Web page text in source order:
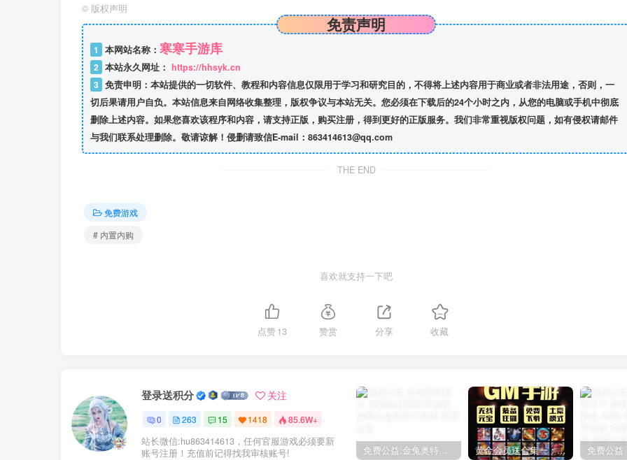
© 版权声明
免责声明
1 本网站名称： 寒寒手游库
2 本站永久网址： https://hhsyk.cn
3 免责申明：本站提供的一切软件、教程和内容信息仅限用于学习和研究目的，不得将上述内容用于商业或者非法用途，否则，一
切后果请用户自负。本站信息来自网络收集整理，版权争议与本站无关。您必须在下载后的24个小时之内，从您的电脑或手机中彻底
删除上述内容。如果您喜欢该程序和内容，请支持正版，购买注册，得到更好的正版服务。我们非常重视版权问题，如有侵权请邮件
与我们联系处理删除。敬请谅解！侵删请致信E-mail：863414613@qq.com
THE END
免费游戏
# 内置内购
喜欢就支持一下吧
点赞13 赞赏 分享 收藏
登录送积分 关注
0 263 15 1418 85.6W+
站长微信:hu863414613，任何官服游戏必须要新
账号注册！充值前记得找我审核账号!
免费公益:金兔奥特曼oL 免费后台 黄金会员送合集一：150款后台手游合集